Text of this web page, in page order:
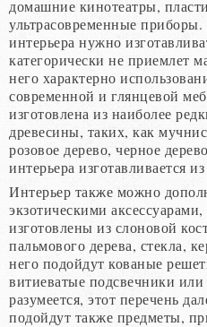
домашние кинотеатры,
ультрасовременные
интерьера нужно
категорически не приемлет
него характерно
современной и глянцевой
изготовлена из наиболее
древесины, таких, как
розовое дерево, черное
интерьера изготавливается
Интерьер также можно
экзотическими
изготовлены из слоновой
пальмового дерева, стекла,
него подойдут кованые
витиеватые подсвечники
разумеется, этот перечень
подойдут также предметы,